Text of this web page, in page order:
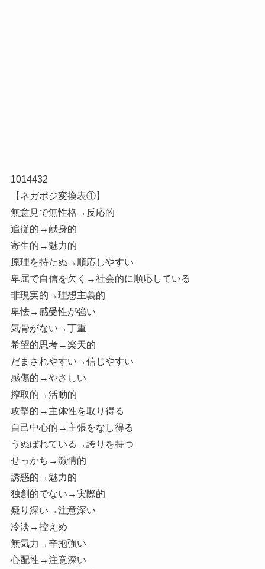
1014432
【ネガポジ変換表①】
無意見で無性格→反応的
追従的→献身的
寄生的→魅力的
原理を持たぬ→順応しやすい
卑屈で自信を欠く→社会的に順応している
非現実的→理想主義的
卑怯→感受性が強い
気骨がない→丁重
希望的思考→楽天的
だまされやすい→信じやすい
感傷的→やさしい
搾取的→活動的
攻撃的→主体性を取り得る
自己中心的→主張をなし得る
うぬぼれている→誇りを持つ
せっかち→激情的
誘惑的→魅力的
独創的でない→実際的
疑り深い→注意深い
冷淡→控えめ
無気力→辛抱強い
心配性→注意深い